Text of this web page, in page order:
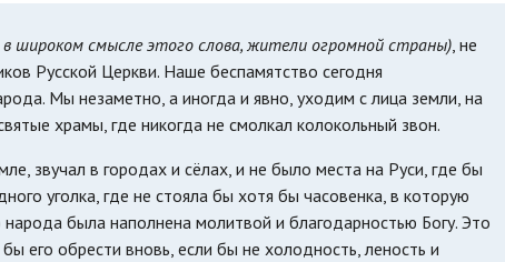
в широком смысле этого слова, жители огромной страны), не
Русской Церкви. Наше беспамятство сегодня
Мы незаметно, а иногда и явно, уходим с лица земли, на
храмы, где никогда не смолкал колокольный звон.
звучал в городах и сёлах, и не было места на Руси, где бы
уголка, где не стояла бы хотя бы часовенка, в которую
была наполнена молитвой и благодарностью Богу. Это
его обрести вновь, если бы не холодность, леность и